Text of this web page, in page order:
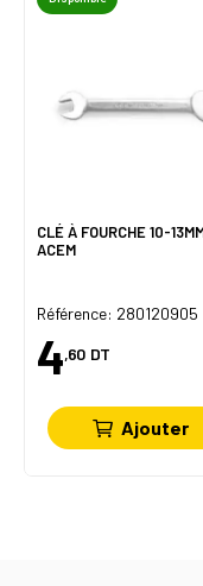
CLÉ À FOURCHE 10-
ACEM
Référence: 280120905
4,60 DT
Ajouter